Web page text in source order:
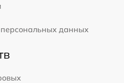
персональных данных